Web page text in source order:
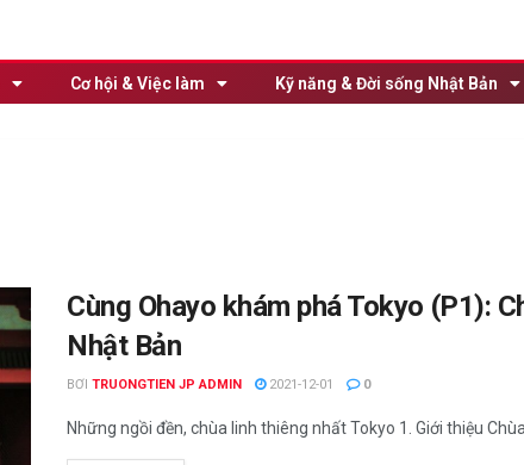
Cơ hội & Việc làm Kỹ năng & Đời sống Nhật Bản
Cùng Ohayo khám phá Tokyo (P1):
Nhật Bản
BƠI TRUONGTIEN JP ADMIN 2021-12-01 0
Những ngồi đền, chùa linh thiêng nhất Tokyo 1. Giới thiệu